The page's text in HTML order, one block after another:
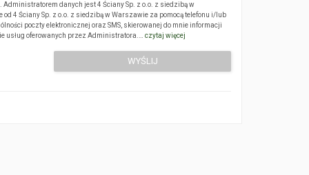
danych jest 4 Ściany Sp. z o.o. z siedzibą w
4 Ściany Sp. z o.o. z siedzibą w Warszawie za pomocą telefonu i/lub
poczty elektronicznej oraz SMS, skierowanej do mnie informacji
usług oferowanych przez Administratora.… czytaj więcej